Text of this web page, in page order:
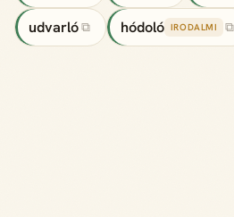
udvarló ⧉ hódoló IRODALMI ⧉